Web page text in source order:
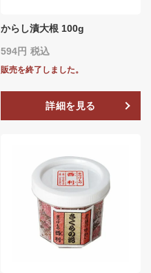
からし漬大根 100g
594 税込
販売を終了しました。
詳細を見る